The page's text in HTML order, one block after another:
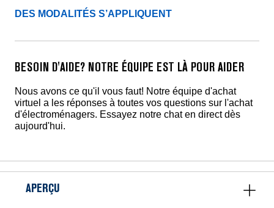
DES MODALITÉS S’APPLIQUENT
BESOIN D'AIDE? NOTRE ÉQUIPE EST LÀ POUR AIDER
Nous avons ce qu'il vous faut! Notre équipe d'achat
virtuel a les réponses à toutes vos questions sur l'achat
d'électroménagers. Essayez notre chat en direct dès
aujourd'hui.
APERÇU